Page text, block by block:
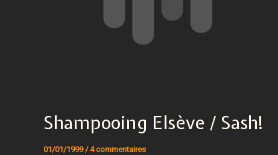
Shampooing Elsève / Sash!
01/01/1999/4 commentaires